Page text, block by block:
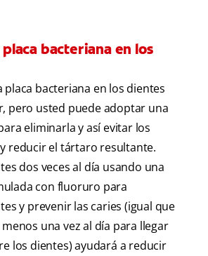
bacteriana en los
placa bacteriana en los dientes
pero usted puede adoptar una
eliminarla y así evitar los
reducir el tártaro resultante.
dos veces al día usando una
con fluoruro para
y prevenir las caries (igual que
una vez al día para llegar
los dientes) ayudará a reducir